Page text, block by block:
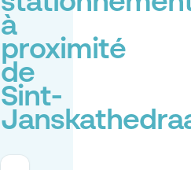
à
proximité
de
Sint-